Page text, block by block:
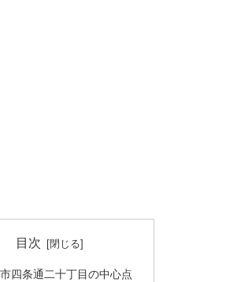
目次
四条通二十丁目の中心点